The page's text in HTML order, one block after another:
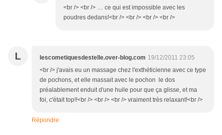
<br /> <br /> … ce qui est impossible avec les
poudres dedans!<br /> <br /> <br /> <br />
L lescometiquesdestelle.over-blog.com 19/12/2011 23:05
<br /> j'avais eu un massage chez l'exthéticienne avec ce type
de pochons, et elle massait avec le pochon le dos
préalablement enduit d'une huile pour que ça glisse, et ma
foi, c'était top!!<br /> <br /> <br /> vraiment très relaxant!<br />
Répondre